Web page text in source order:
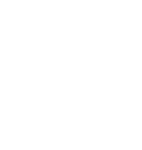
করেন তিনি। কৃতী এই ছাত্র